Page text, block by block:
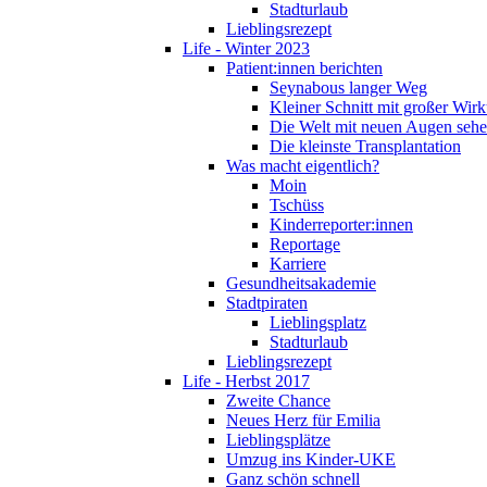
Stadturlaub
Lieblingsrezept
Life - Winter 2023
Patient:innen berichten
Seynabous langer Weg
Kleiner Schnitt mit großer
Die Welt mit neuen Augen
Die kleinste Transplantation
Was macht eigentlich?
Moin
Tschüss
Kinderreporter:innen
Reportage
Karriere
Gesundheitsakademie
Stadtpiraten
Lieblingsplatz
Stadturlaub
Lieblingsrezept
Life - Herbst 2017
Zweite Chance
Neues Herz für Emilia
Lieblingsplätze
Umzug ins Kinder-UKE
Ganz schön schnell